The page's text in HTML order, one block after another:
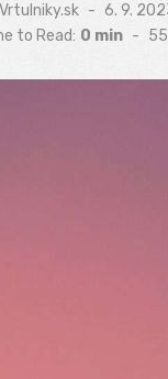
Vrtulniky.sk
Posted
on
6. 9.
to Read: 0 min - 55